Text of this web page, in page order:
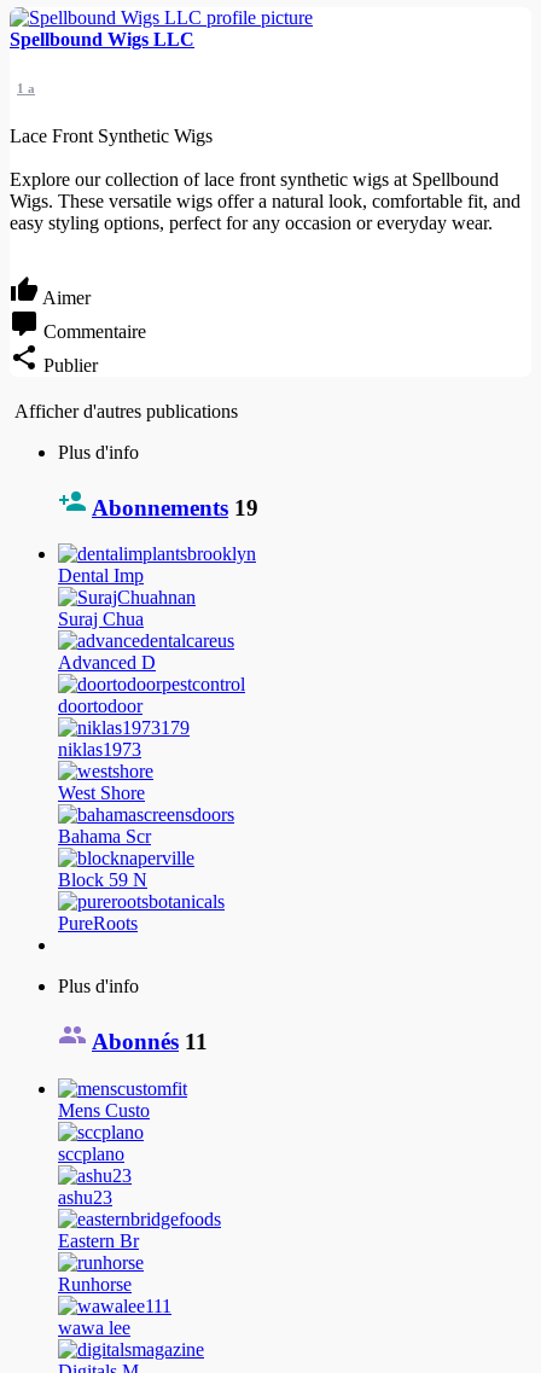
Spellbound Wigs LLC
1 a
Lace Front Synthetic Wigs
Explore our collection of lace front synthetic wigs at Spellbound
Wigs. These versatile wigs offer a natural look, comfortable fit, and
easy styling options, perfect for any occasion or everyday wear.
Aimer
Commentaire
Publier
Afficher d'autres publications
Plus d'info
Abonnements 19
Dental Imp
Suraj Chua
Advanced D
doortodoor
niklas1973
West Shore
Bahama Scr
Block 59 N
PureRoots
Plus d'info
Abonnés 11
Mens Custo
sccplano
ashu23
Eastern Br
Runhorse
wawa lee